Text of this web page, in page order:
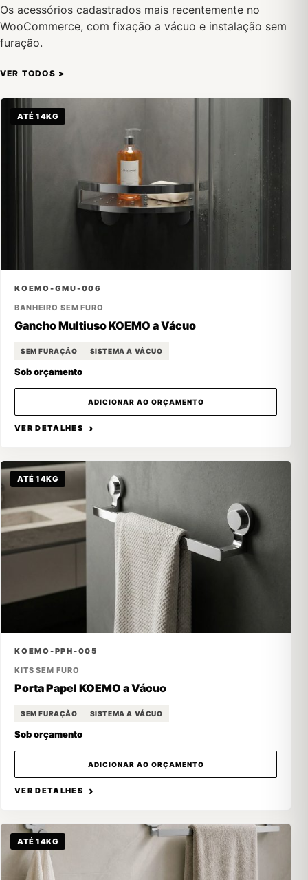
Os acessórios cadastrados mais recentemente no
WooCommerce, com fixação a vácuo e instalação sem
furação.
VER TODOS >
ATÉ 14KG
KOEMO-GMU-006
BANHEIRO SEM FURO
Gancho Multiuso KOEMO a Vácuo
SEM FURAÇÃO SISTEMA A VÁCUO
Sob orçamento
ADICIONAR AO ORÇAMENTO
VER DETALHES
ATÉ 14KG
KOEMO-PPH-005
KITS SEM FURO
Porta Papel KOEMO a Vácuo
SEM FURAÇÃO SISTEMA A VÁCUO
Sob orçamento
ADICIONAR AO ORÇAMENTO
VER DETALHES
ATÉ 14KG